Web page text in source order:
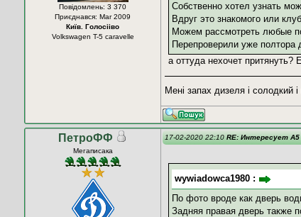
Повідомлень: 3 370
Приєднався: Mar 2009
Київ. Голосііво
Volkswagen T-5 caravelle
Собственно хотел узнать
Вдруг это знакомого или
Можем рассмотреть любые
Перепроверили уже полтора
а оттуда нехочет
Мені запах дизеля і солодкий
ПетроФФ
Мегаписака
17-02-2020 22:10 RE: Интересует А5
wywiadowca1980 :
По фото вроде как дверь
Задняя правая дверь также